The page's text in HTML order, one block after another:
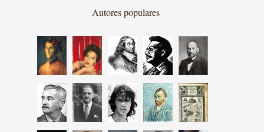
Autores populares